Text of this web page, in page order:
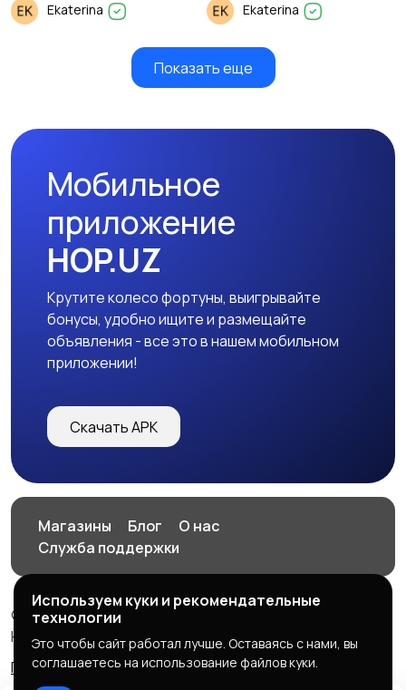
Ekaterina Ekaterina
Показать еще
Мобильное
приложение
HOP.UZ
Крутите колесо фортуны, выигрывайте
бонусы, удобно ищите и размещайте
объявления - все это в нашем мобильном
приложении!
Скачать APK
Магазины Блог
О нас
Служба поддержки
© 2026 HOP.UZ
HOP.UZ
Правила сервиса
Политика конфиденциальности
Используем куки и рекомендательные
технологии
Это чтобы сайт работал лучше. Оставаясь с нами, вы
соглашаетесь на использование файлов куки.